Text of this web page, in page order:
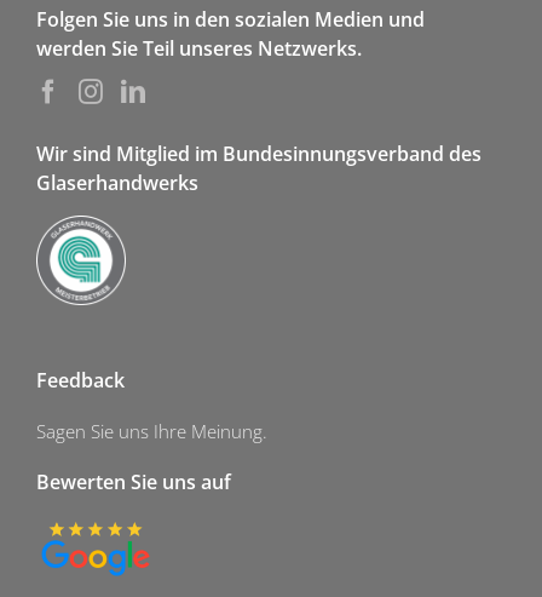
Folgen Sie uns in den sozialen Medien und
werden Sie Teil unseres Netzwerks.
Wir sind Mitglied im Bundesinnungsverband des
Glaserhandwerks
Feedback
Sagen Sie uns Ihre Meinung.
Bewerten Sie uns auf